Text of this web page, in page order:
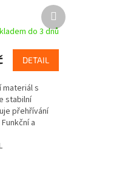
do 3 dnů
DETAIL
materiál s
stabilní
přehřívání
a
krku
Další
produkt